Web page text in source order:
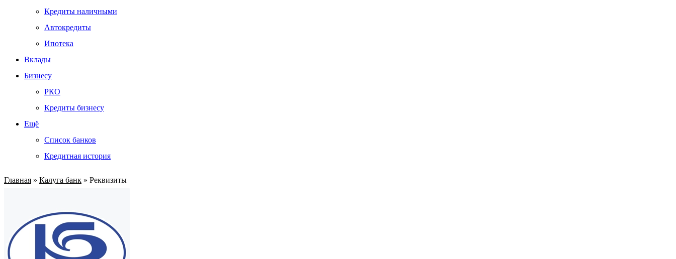
Кредиты наличными
Автокредиты
Ипотека
Вклады
Бизнесу
РКО
Кредиты бизнесу
Ещё
Список банков
Кредитная история
Главная » Калуга банк » Реквизиты